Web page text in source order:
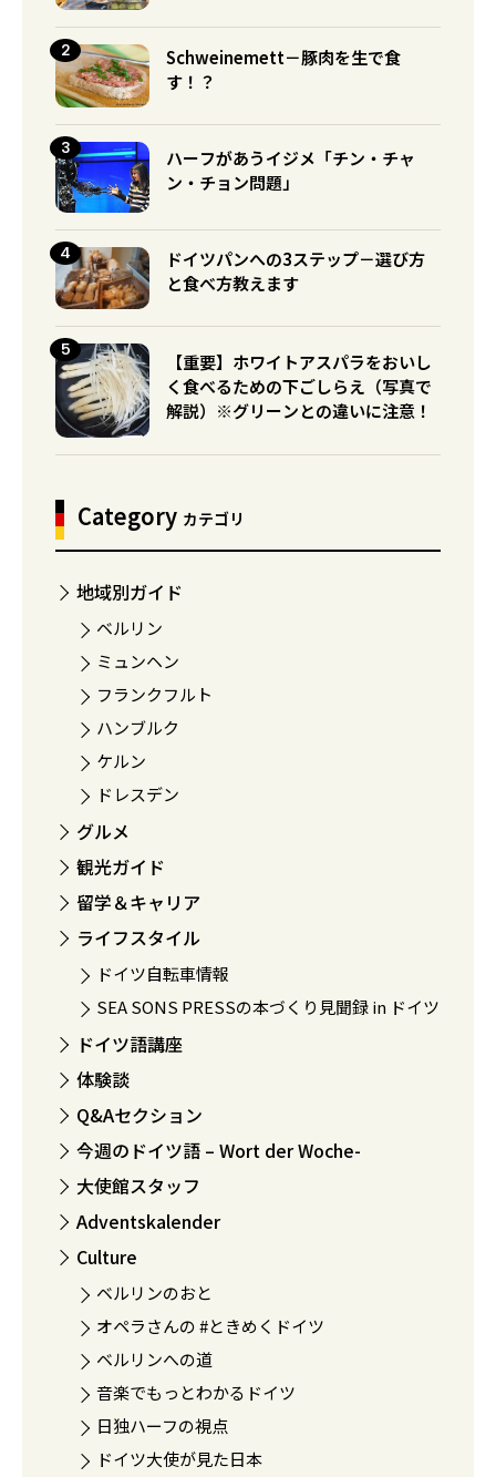
Schweinemett－豚肉を生で食
す！？
ハーフがあうイジメ「チン・チャ
ン・チョン問題」
ドイツパンへの3ステップ－選び方
と食べ方教えます
【重要】ホワイトアスパラをおいし
く食べるための下ごしらえ（写真で
解説）※グリーンとの違いに注意！
Category カテゴリ
地域別ガイド
ベルリン
ミュンヘン
フランクフルト
ハンブルク
ケルン
ドレスデン
グルメ
観光ガイド
留学＆キャリア
ライフスタイル
ドイツ自転車情報
SEA SONS PRESSの本づくり見聞録 in ドイツ
ドイツ語講座
体験談
Q&Aセクション
今週のドイツ語 – Wort der Woche-
大使館スタッフ
Adventskalender
Culture
ベルリンのおと
オペラさんの #ときめくドイツ
ベルリンへの道
音楽でもっとわかるドイツ
日独ハーフの視点
ドイツ大使が見た日本